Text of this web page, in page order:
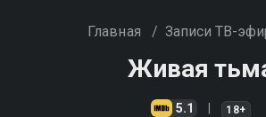
Главная / Записи ТВ-
Живая
5.1 18+